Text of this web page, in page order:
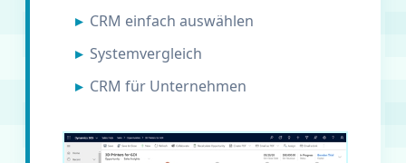
CRM einfach auswählen
Systemvergleich
CRM für Unternehmen